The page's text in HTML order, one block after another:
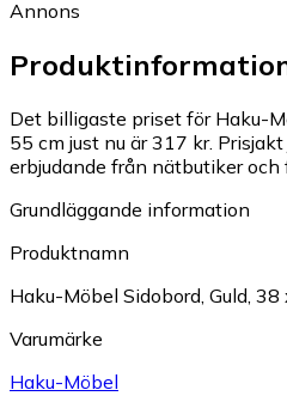
Annons
Det billigaste priset för Haku-
55 cm just nu är 317 kr.
erbjudande från nätbutiker och
Grundläggande information
Produktnamn
Haku-Möbel Sidobord, Guld, 38
Varumärke
Haku-Möbel